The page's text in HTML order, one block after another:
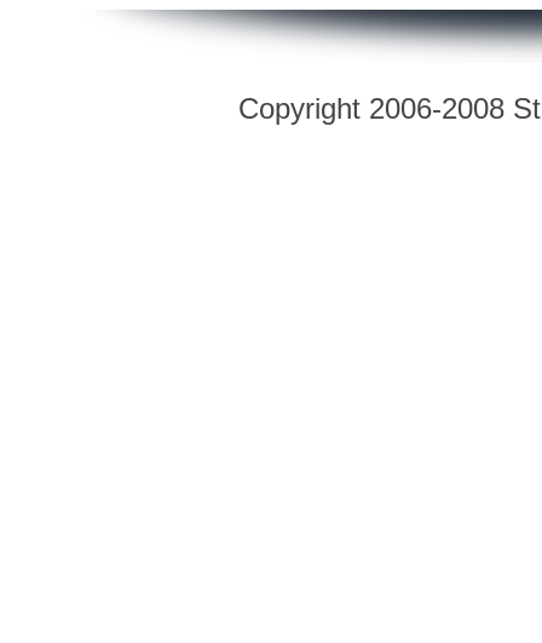
Copyright 2006-2008